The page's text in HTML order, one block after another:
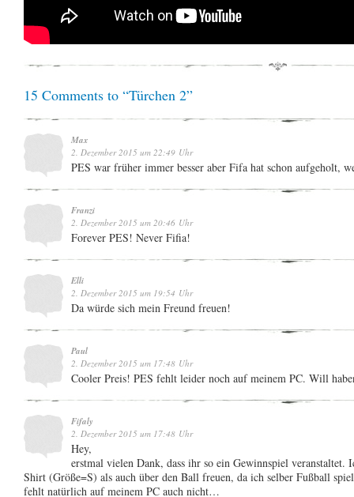
15 Comments to “Türchen 2”
Max
2. Dezember 2015 um 22:49 Uhr
PES war früher immer besser aber Fifa hat schon aufgeholt,
Franzi
2. Dezember 2015 um 20:46 Uhr
Forever PES! Never Fifia!
Elli
2. Dezember 2015 um 19:54 Uhr
Da würde sich mein Freund freuen!
Paul
2. Dezember 2015 um 17:48 Uhr
Cooler Preis! PES fehlt leider noch auf meinem PC. Will
Fifaly
2. Dezember 2015 um 17:48 Uhr
Hey,
erstmal vielen Dank, dass ihr so ein Gewinnspiel veranstaltet.
Shirt (Größe=S) als auch über den Ball freuen, da ich selber Fußball
fehlt natürlich auf meinem PC auch nicht…